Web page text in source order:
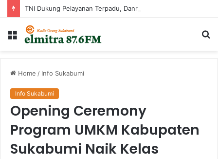
Menu
Home / Info Sukabumi
Info Sukabumi
Opening Ceremony
Program UMKM Kabupaten
Sukabumi Naik Kelas